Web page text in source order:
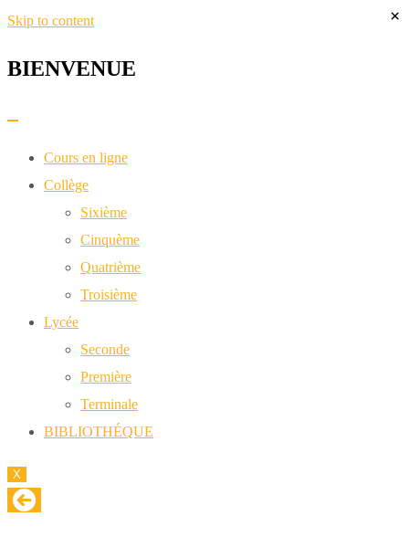
Skip to content
BIENVENUE​
Cours en ligne
Collège
Sixième
Cinquème
Quatrième
Troisième
Lycée
Seconde
Première
Terminale
BIBLIOTHÉQUE
X
×